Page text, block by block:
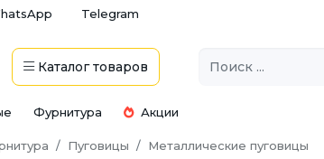
Telegram
Каталог товаров
Фурнитура Акции
Пуговицы Металлические пуговицы